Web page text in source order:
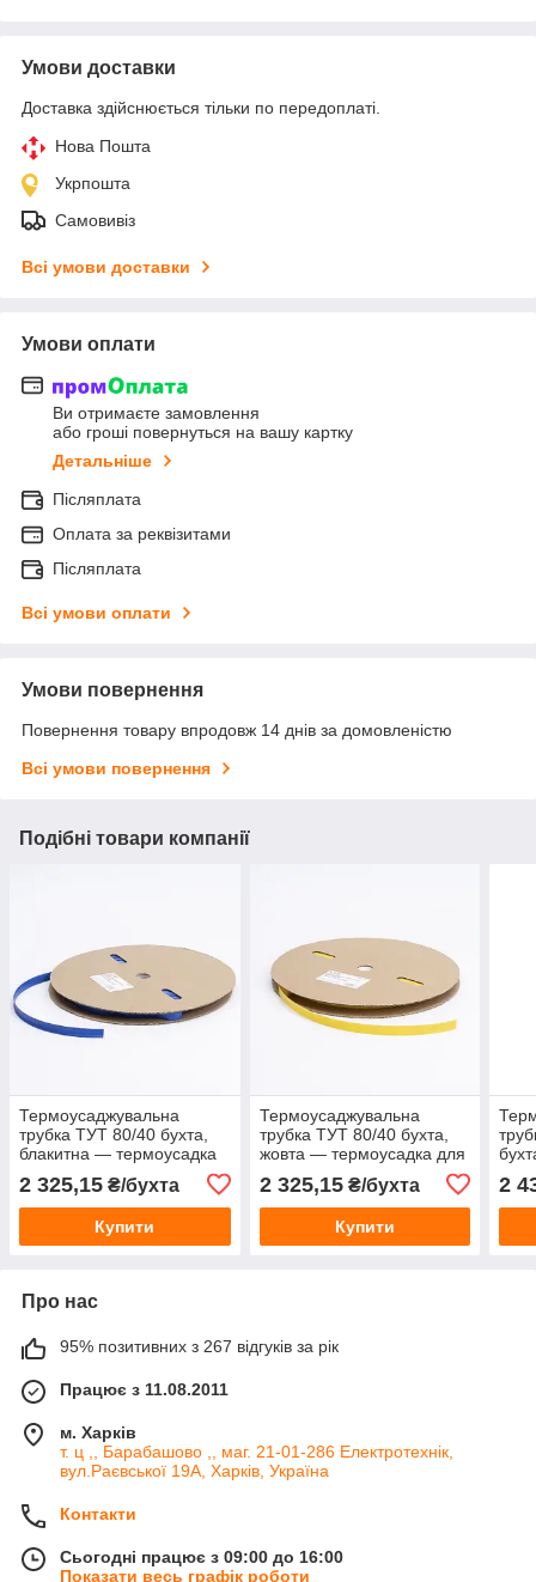
Умови доставки
Доставка здійснюється тільки по передоплаті.
Нова Пошта
Укрпошта
Самовивіз
Всі умови доставки
Умови оплати
Ви отримаєте замовлення
або гроші повернуться на вашу картку
Детальніше
Післяплата
Оплата за реквізитами
Післяплата
Всі умови оплати
Умови повернення
Повернення товару впродовж 14 днів за домовленістю
Всі умови повернення
Подібні товари компанії
Термоусаджувальна
трубка ТУТ 80/40 бухта,
блакитна — термоусадка
2 325,15 ₴/бухта
Купити
Термоусаджувальна
трубка ТУТ 80/40 бухта,
жовта — термоусадка для
2 325,15₴/бухта
Купити
2
Про нас
95% позитивних з 267 відгуків за рік
Працює з 11.08.2011
м. Харків
т. ц ,, Барабашово ,, маг. 21-01-286 Електротехнік,
вул.Раєвської 19А, Харків, Україна
Контакти
Сьогодні працює з 09:00 до 16:00
Показати весь графік роботи